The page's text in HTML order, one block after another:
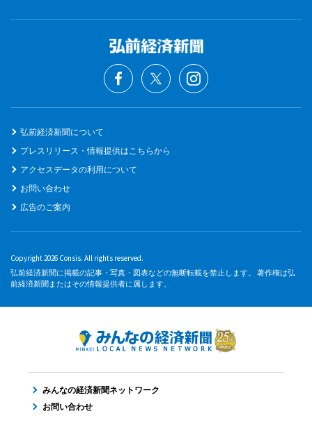
弘前経済新聞について
プレスリリース・情報提供はこちらから
アクセスデータの利用について
お問い合わせ
広告のご案内
Copyright 2026 Consis. All rights reserved.
弘前経済新聞に掲載の記事・写真・図表などの無断転載を禁止します。 著作権は弘
前経済新聞またはその情報提供者に属します。
みんなの経済新聞ネットワーク
お問い合わせ